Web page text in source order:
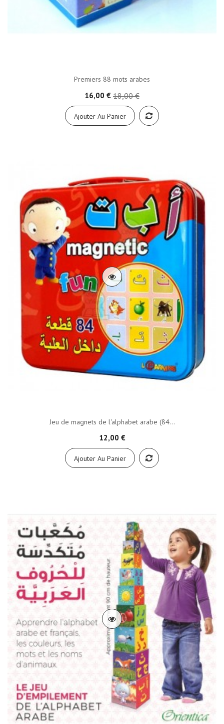
Premiers 88 mots arabes
16,00 € 18,00 €
Ajouter Au Panier
Jeu de magnets de l'alphabet arabe (84...
12,00 €
Ajouter Au Panier